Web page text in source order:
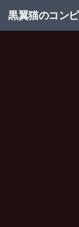
コンテンツへス
黒翼猫のコン